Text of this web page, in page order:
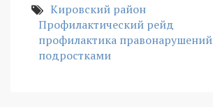
Кировский район
Профилактический рейд
профилактика правонарушений
подростками